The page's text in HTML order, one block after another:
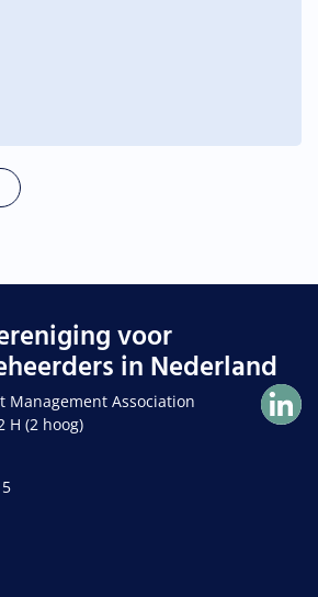
voor
in Nederland
Management Association
H (2 hoog)